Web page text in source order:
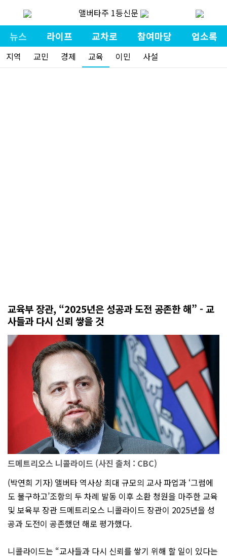
앨버타주 1등신문
뉴스 라이프 교차로 참여마당 업소록
지역 교민 경제 교육 이민 사설
교육부 장관, “2025년은 성공과 도전 공존한 해” - 교
사들과 다시 신뢰 쌓을 것
드메트리오스 니콜라이드 (사진 출처 : CBC)
(박연희 기자) 앨버타 역사상 최대 규모의 교사 파업과 ‘그럼에
도 불구하고’조항의 두 차례 발동 이후 소환 청원을 마주한 교육
및 보육부 장관 드메트리오스 니콜라이드 장관이 2025년을 성
공과 도전이 공존했던 해로 평가했다.
니콜라이드는 “교사들과 다시 신뢰를 쌓기 위해 할 일이 있다는